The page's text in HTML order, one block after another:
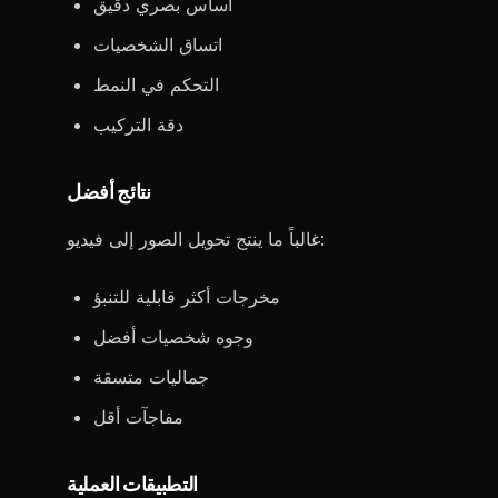
أساس بصري دقيق
اتساق الشخصيات
التحكم في النمط
دقة التركيب
نتائج أفضل
غالباً ما ينتج تحويل الصور إلى فيديو:
مخرجات أكثر قابلية للتنبؤ
وجوه شخصيات أفضل
جماليات متسقة
مفاجآت أقل
التطبيقات العملية